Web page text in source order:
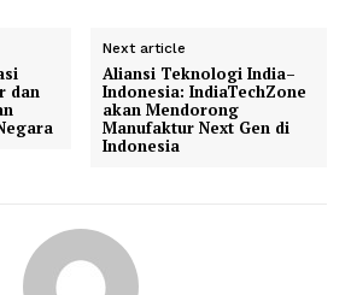
dan
Next article
Aliansi Teknologi India–
Indonesia: IndiaTechZone
akan Mendorong
Manufaktur Next Gen di
Indonesia